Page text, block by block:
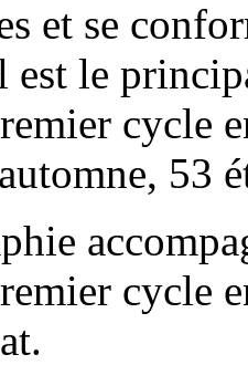
et se
est le
cycle
53
cycle